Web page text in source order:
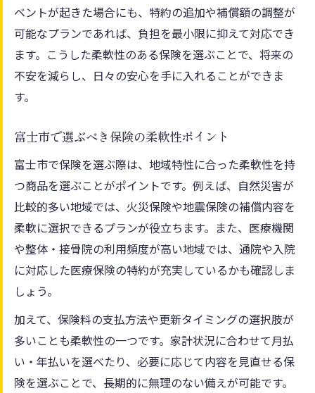
ベントが起きた場合にも、特約の追加や補償額の調整が
可能なプランであれば、負担を最小限に抑えて対応でき
ます。こうした柔軟性のある保険を選ぶことで、将来の
不安を減らし、日々の安心を手に入れることができま
す。
富士市で選ぶべき保険の柔軟性ポイント
富士市で保険を選ぶ際は、地域特性に合った柔軟性を持
つ商品を選ぶことがポイントです。例えば、自然災害が
比較的多い地域では、火災保険や地震保険の補償内容を
柔軟に選択できるプランが役立ちます。また、医療機関
や整体・接骨院の利用頻度が高い地域では、通院や入院
に対応した医療保険の特約が充実しているかも確認しま
しょう。
加えて、保険料の支払方法や更新タイミングの選択肢が
多いことも柔軟性の一つです。家計状況に合わせて月払
い・年払いを選べたり、必要に応じて内容を見直せる保
険を選ぶことで、長期的に無理のない備えが可能です。